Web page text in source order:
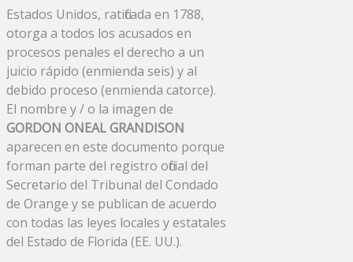
Estados Unidos, ratificada en 1788,
otorga a todos los acusados ​​en
procesos penales el derecho a un
juicio rápido (enmienda seis) y al
debido proceso (enmienda catorce).
El nombre y / o la imagen de
GORDON ONEAL GRANDISON
aparecen en este documento porque
forman parte del registro oficial del
Secretario del Tribunal del Condado
de Orange y se publican de acuerdo
con todas las leyes locales y estatales
del Estado de Florida (EE. UU.).